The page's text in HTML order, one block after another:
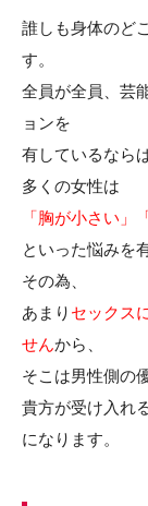
誰しも身体のど
す。
全員が全員、芸
ョンを
有しているなら
多くの女性は
「胸が小さい」
といった悩みを
その為、
あまり セックス
せんから、
そこは男性側の
貴方が受け入れ
になります。